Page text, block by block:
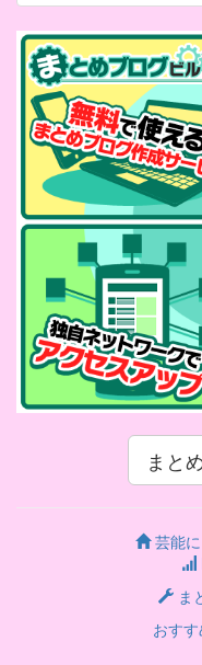
まと
芸能
ま
おす